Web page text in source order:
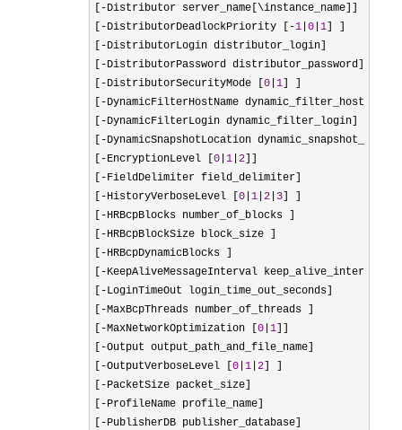
[ -Distributor server_name[\instance_name]]
[ -DistributorDeadlockPriority [-1 0 1] ]
[ -DistributorLogin distributor_login]
[ -DistributorPassword distributor_password]
[ -DistributorSecurityMode [0 1] ]
[ -DynamicFilterHostName
[ -DynamicFilterLogin dynamic_filter_login]
[ -DynamicSnapshotLocation
[ -EncryptionLevel [0 1 2]]
[ -FieldDelimiter field_delimiter]
[ -HistoryVerboseLevel [0 1 2 3] ]
[ -HRBcpBlocks number_of_blocks ]
[ -HRBcpBlockSize block_size ]
[ -HRBcpDynamicBlocks ]
[ -KeepAliveMessageInterval keep_alive_interval]
[ -LoginTimeOut login_time_out_seconds]
[ -MaxBcpThreads number_of_threads ]
[ -MaxNetworkOptimization [0 1]]
[ -Output output_path_and_file_name]
[ -OutputVerboseLevel [0 1 2] ]
[ -PacketSize packet_size]
[ -ProfileName profile_name]
[ -PublisherDB publisher_database]